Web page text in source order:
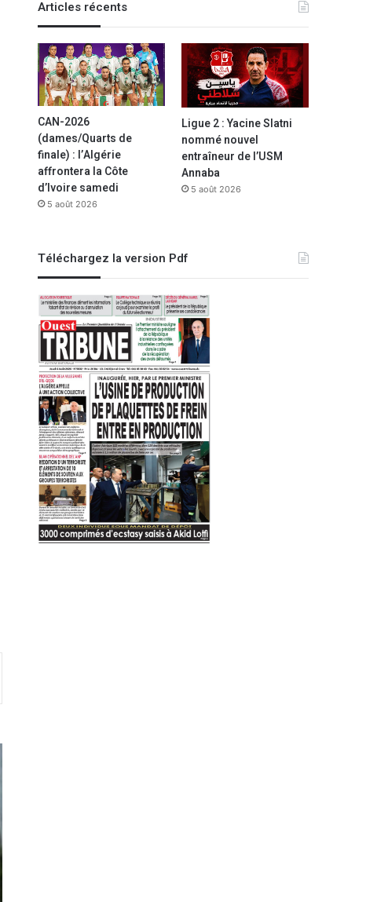
Articles récents
CAN-2026
(dames/Quarts de
finale) : l’Algérie
affrontera la Côte
d’Ivoire samedi
5 août 2026
Ligue 2 : Yacine Slatni
nommé nouvel
entraîneur de l’USM
Annaba
5 août 2026
Téléchargez la version Pdf